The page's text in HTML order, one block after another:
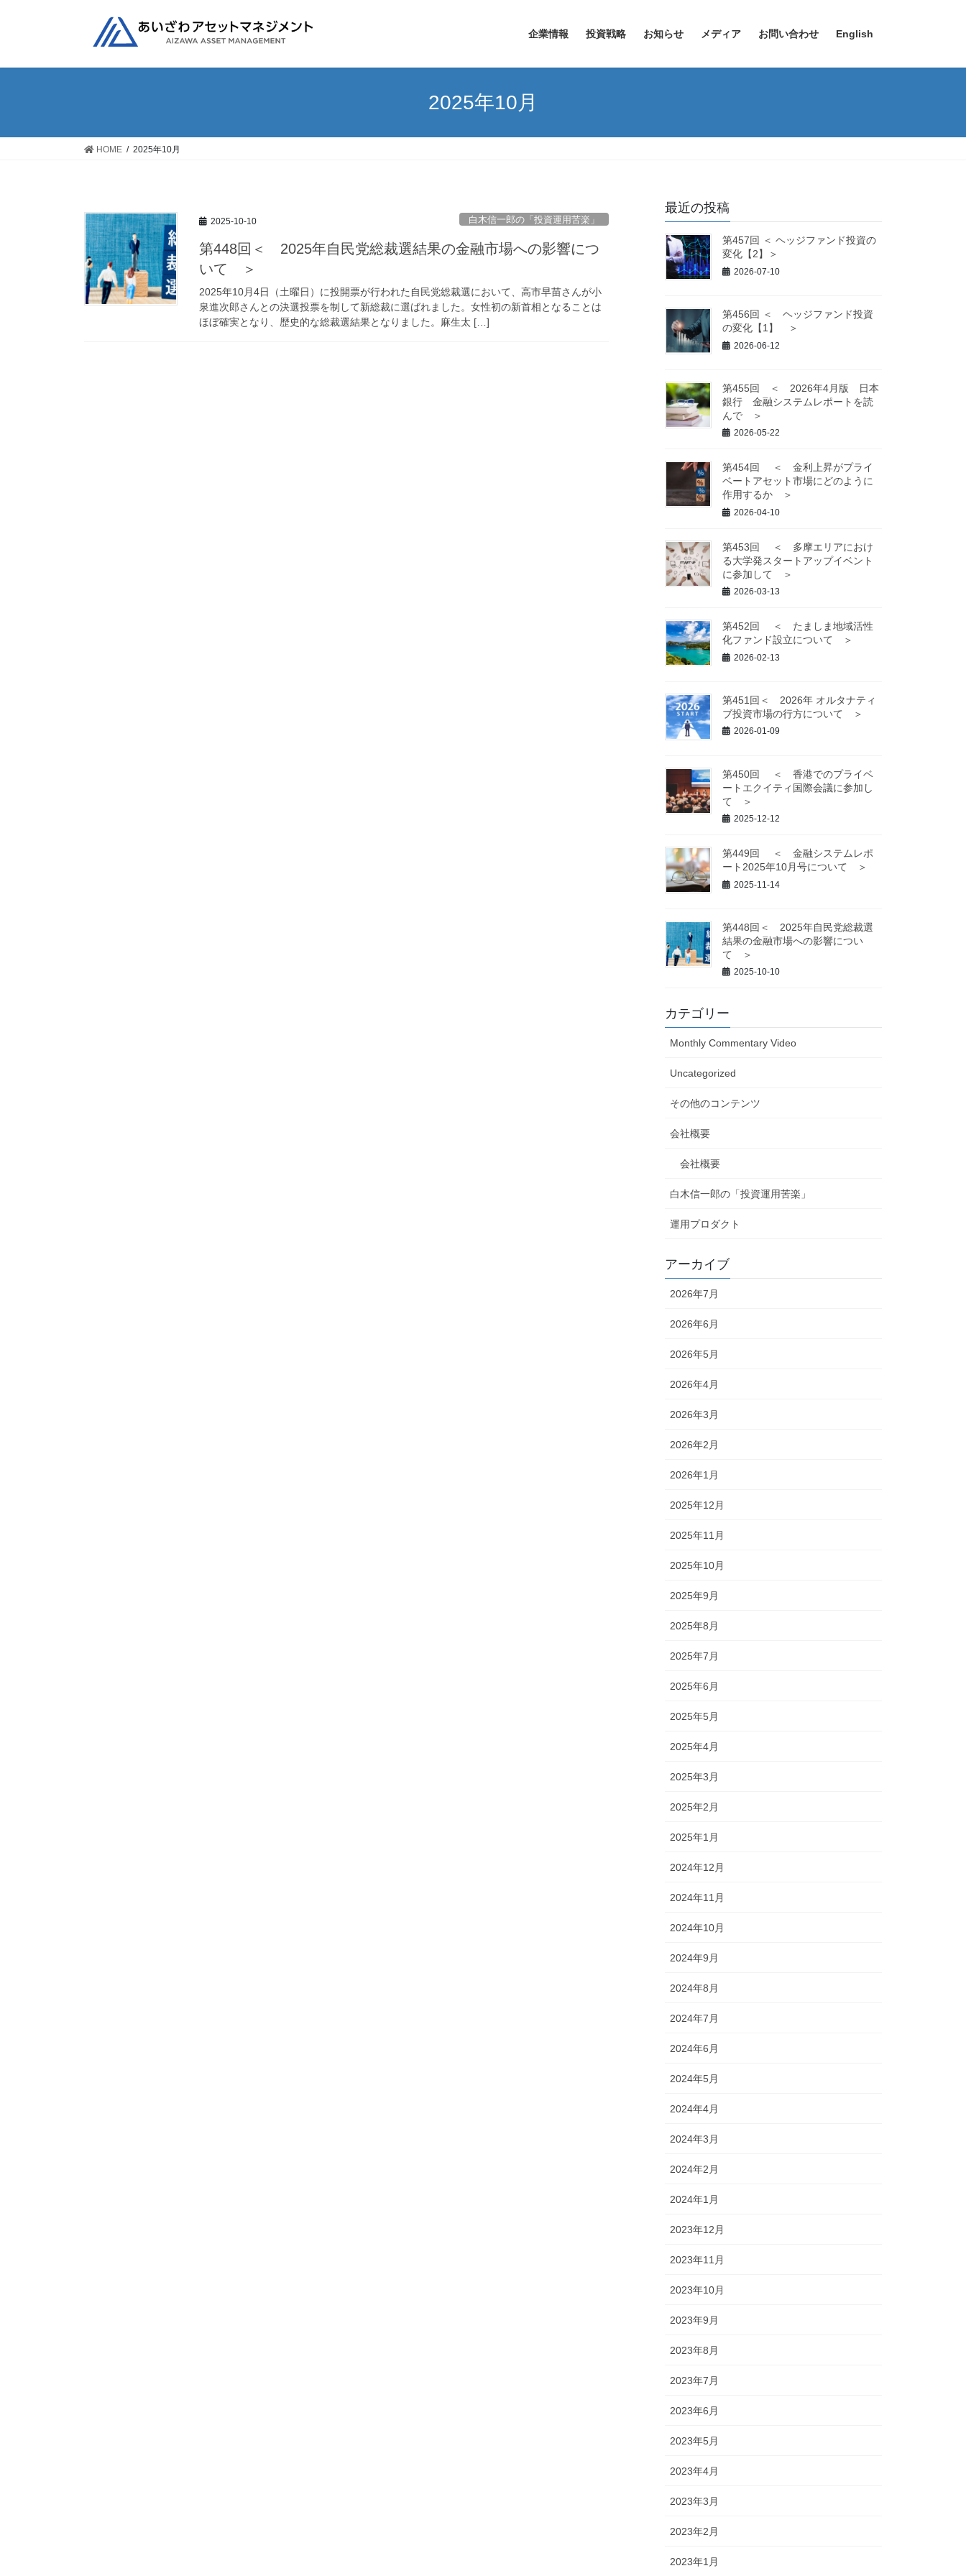
企業情報 投資戦略 お知らせ メディア お問い合わせ English
2025年10月
HOME 2025年10月
2025-10-10 白木信一郎の「投資運用苦楽」
第448回＜ 2025年自民党総裁選結果の金融市場への影響につ
いて ＞
2025年10月4日（土曜日）に投開票が行われた自民党総裁選において、高市早苗さんが小
泉進次郎さんとの決選投票を制して新総裁に選ばれました。女性初の新首相となることは
ほぼ確実となり、歴史的な総裁選結果となりました。麻生太 […]
最近の投稿
第457回 ＜ ヘッジファンド投資の
変化【2】＞
2026-07-10
第456回 ＜ ヘッジファンド投資
の変化【1】 ＞
2026-06-12
第455回 ＜ 2026年4月版 日本
銀行 金融システムレポートを読
んで ＞
2026-05-22
第454回 ＜ 金利上昇がプライ
ベートアセット市場にどのように
作用するか ＞
2026-04-10
第453回 ＜ 多摩エリアにおけ
る大学発スタートアップイベント
に参加して ＞
2026-03-13
第452回 ＜ たましま地域活性
化ファンド設立について ＞
2026-02-13
第451回＜ 2026年 オルタナティ
ブ投資市場の行方について ＞
2026-01-09
第450回 ＜ 香港でのプライベ
ートエクイティ国際会議に参加し
て ＞
2025-12-12
第449回 ＜ 金融システムレポ
ート2025年10月号について ＞
2025-11-14
第448回＜ 2025年自民党総裁選
結果の金融市場への影響につい
て ＞
2025-10-10
カテゴリー
Monthly Commentary Video
Uncategorized
その他のコンテンツ
会社概要
会社概要
白木信一郎の「投資運用苦楽」
運用プロダクト
アーカイブ
2026年7月
2026年6月
2026年5月
2026年4月
2026年3月
2026年2月
2026年1月
2025年12月
2025年11月
2025年10月
2025年9月
2025年8月
2025年7月
2025年6月
2025年5月
2025年4月
2025年3月
2025年2月
2025年1月
2024年12月
2024年11月
2024年10月
2024年9月
2024年8月
2024年7月
2024年6月
2024年5月
2024年4月
2024年3月
2024年2月
2024年1月
2023年12月
2023年11月
2023年10月
2023年9月
2023年8月
2023年7月
2023年6月
2023年5月
2023年4月
2023年3月
2023年2月
2023年1月